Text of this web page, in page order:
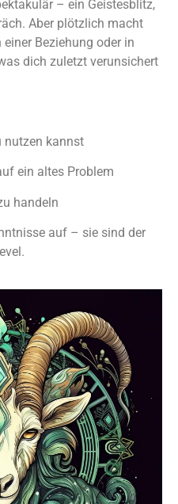
– ein Geistesblitz,
Aber plötzlich macht
Beziehung oder in
dich zuletzt verunsichert
nutzen kannst
ein altes Problem
handeln
auf – sie sind der